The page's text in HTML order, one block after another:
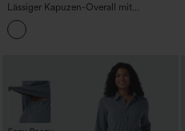
Lässiger Kapuzen-Overall mit
Kordelzug, langen Ärmeln und Taschen